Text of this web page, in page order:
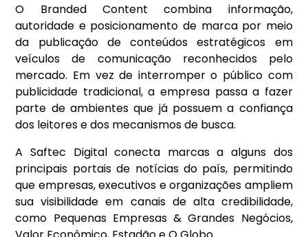
O Branded Content combina informação,
autoridade e posicionamento de marca por meio
da publicação de conteúdos estratégicos em
veículos de comunicação reconhecidos pelo
mercado. Em vez de interromper o público com
publicidade tradicional, a empresa passa a fazer
parte de ambientes que já possuem a confiança
dos leitores e dos mecanismos de busca.
A Saftec Digital conecta marcas a alguns dos
principais portais de notícias do país, permitindo
que empresas, executivos e organizações ampliem
sua visibilidade em canais de alta credibilidade,
como Pequenas Empresas & Grandes Negócios,